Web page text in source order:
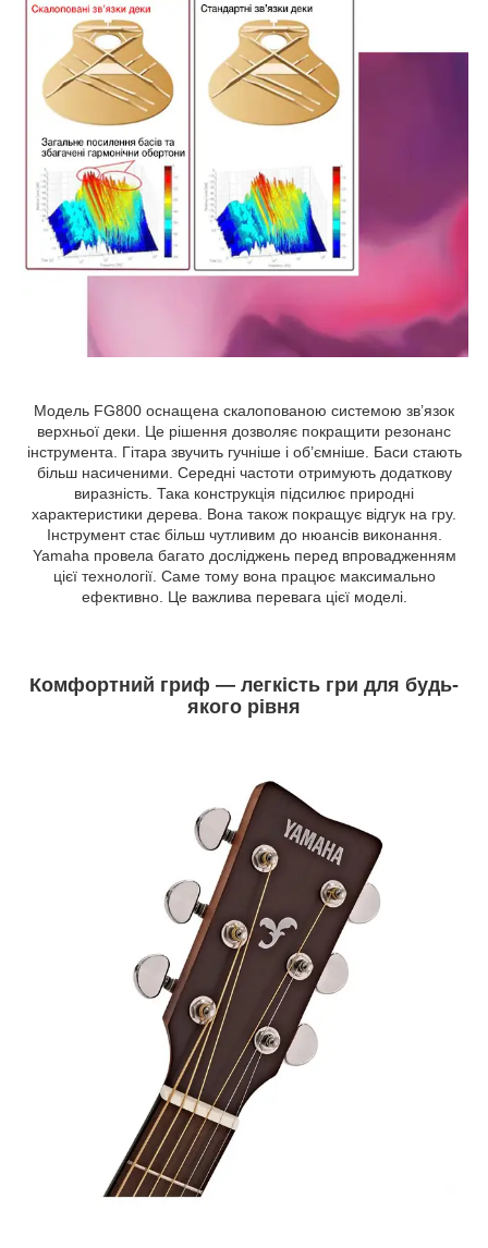
Модель FG800 оснащена скалопованою системою зв’язок
верхньої деки. Це рішення дозволяє покращити резонанс
інструмента. Гітара звучить гучніше і об’ємніше. Баси стають
більш насиченими. Середні частоти отримують додаткову
виразність. Така конструкція підсилює природні
характеристики дерева. Вона також покращує відгук на гру.
Інструмент стає більш чутливим до нюансів виконання.
Yamaha провела багато досліджень перед впровадженням
цієї технології. Саме тому вона працює максимально
ефективно. Це важлива перевага цієї моделі.
Комфортний гриф — легкість гри для будь-
якого рівня